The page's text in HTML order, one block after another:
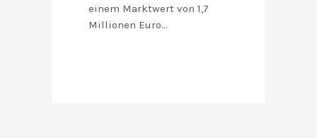
einem Marktwert von 1,7
Millionen Euro…